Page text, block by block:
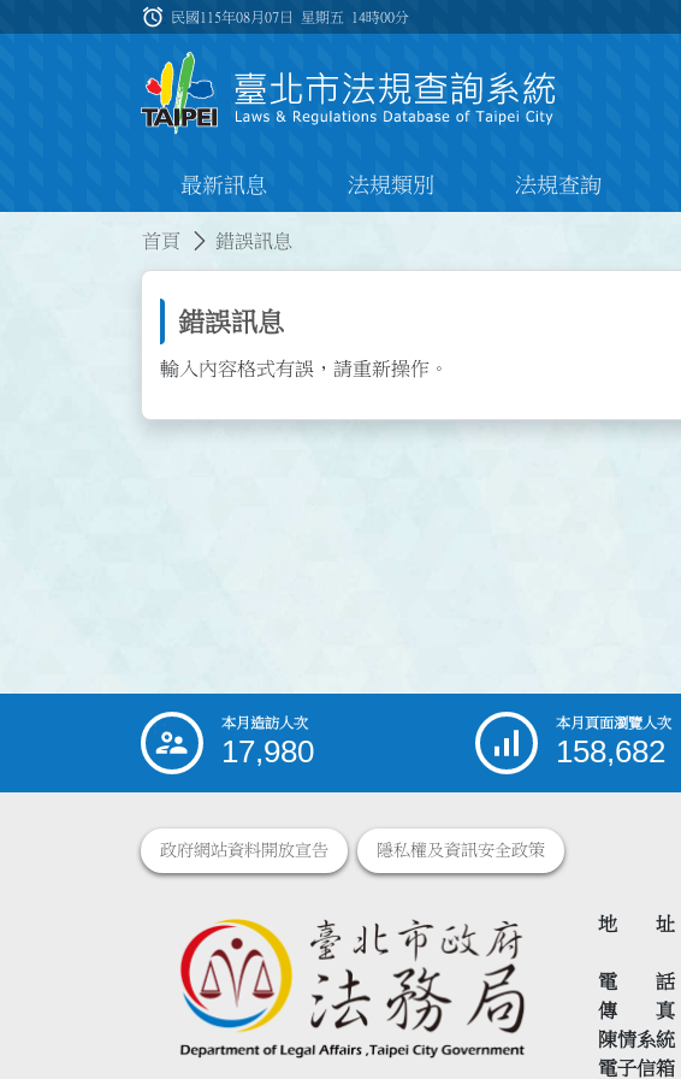
:::
alarm 民國115年08月07日 星期五 14時00分
最新訊息 法規類別 法規查詢
首頁 錯誤訊息
錯誤訊息
輸入內容格式有誤，請重新操作。
::: 本月造訪人次
17,980
本月頁面瀏覽人次
158,682
政府網站資料開放宣告 隱私權及資訊安全政策
地 址
電 話
傳 真
陳情系統
電子信箱